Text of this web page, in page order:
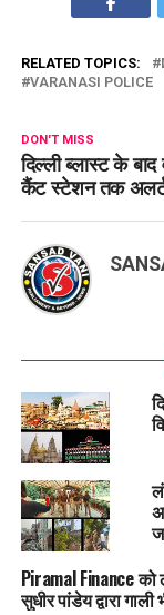
RELATED TOPICS:
VARANASI POLICE
DON'T MISS
दिल्ली ब्लास्ट के
कैंट स्टेशन तक
Piramal Finance को
सुधीर पांडेय द्वारा गाली